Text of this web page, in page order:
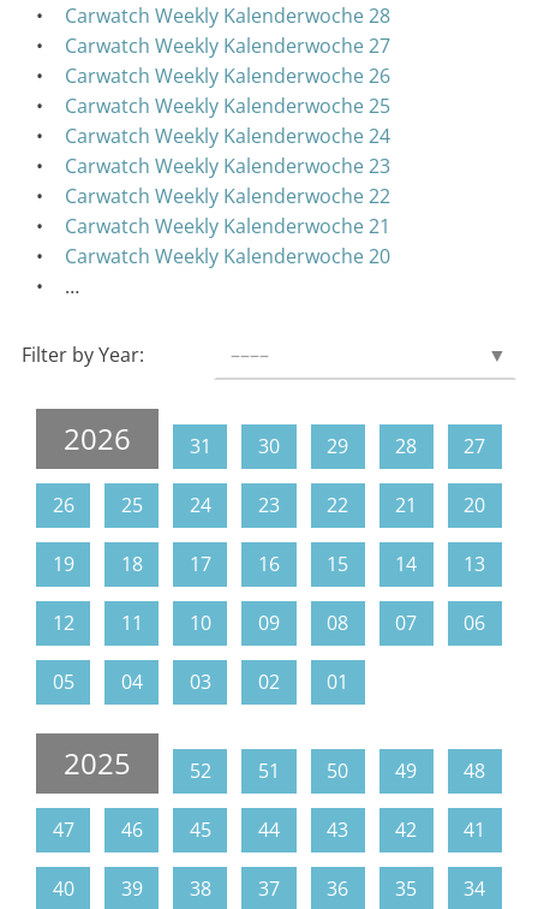
Carwatch Weekly Kalenderwoche 28
Carwatch Weekly Kalenderwoche 27
Carwatch Weekly Kalenderwoche 26
Carwatch Weekly Kalenderwoche 25
Carwatch Weekly Kalenderwoche 24
Carwatch Weekly Kalenderwoche 23
Carwatch Weekly Kalenderwoche 22
Carwatch Weekly Kalenderwoche 21
Carwatch Weekly Kalenderwoche 20
…
Filter by Year: –––– ▼
2026 31 30 29 28 27
26 25 24 23 22 21 20
19 18 17 16 15 14 13
12 11 10 09 08 07 06
05 04 03 02 01
2025 52 51 50 49 48
47 46 45 44 43 42 41
40 39 38 37 36 35 34